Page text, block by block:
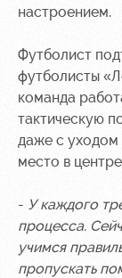
настроением.
Футболист
футболисты
команда
тактическую
даже с уходом
место в
- У каждого
процесса.
учимся
пропускать